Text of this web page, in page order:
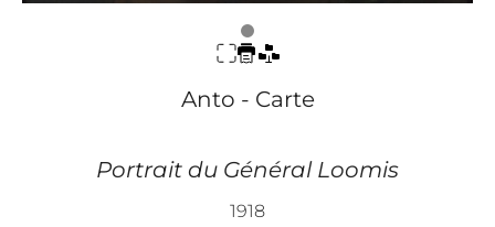
Anto - Carte
Portrait du Général Loomis
1918